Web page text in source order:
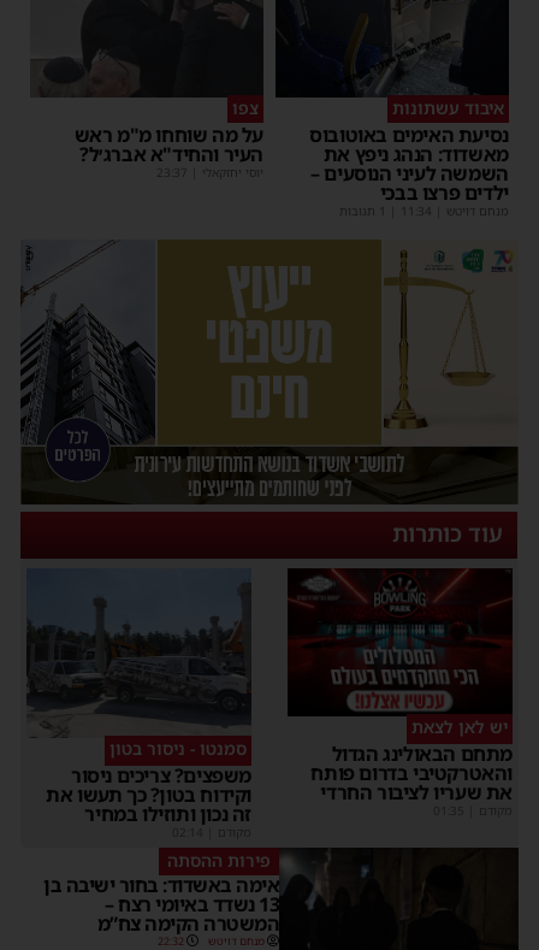
איבוד עשתונות
נסיעת האימים באוטובוס
מאשדוד: הנהג ניפץ את
השמשה לעיני הנוסעים –
ילדים פרצו בבכי
מנחם דויטש 11:34
צפו
על מה שוחחו מ"מ ראש
העיר והחיד"א אברג׳ל?
יוסי יחזקאלי 23:37
עוד כותרות
יש לאן לצאת
מתחם הבאולינג הגדול
והאטרקטיבי בדרום פותח
את שעריו לציבור החרדי
מקודם
סמנטו - ניסור בטון
משפצים? צריכים ניסור
וקידוח בטון? כך תעשו את
זה נכון ותוזילו במחיר
מקודם
פירות ההסתה
אימה באשדוד: בחור ישיבה בן
13 נשדד באיומי רצח –
המשטרה הקימה צח”מ
מנחם דויטש 22:32